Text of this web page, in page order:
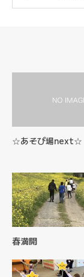
☆あそび場next☆
春満開